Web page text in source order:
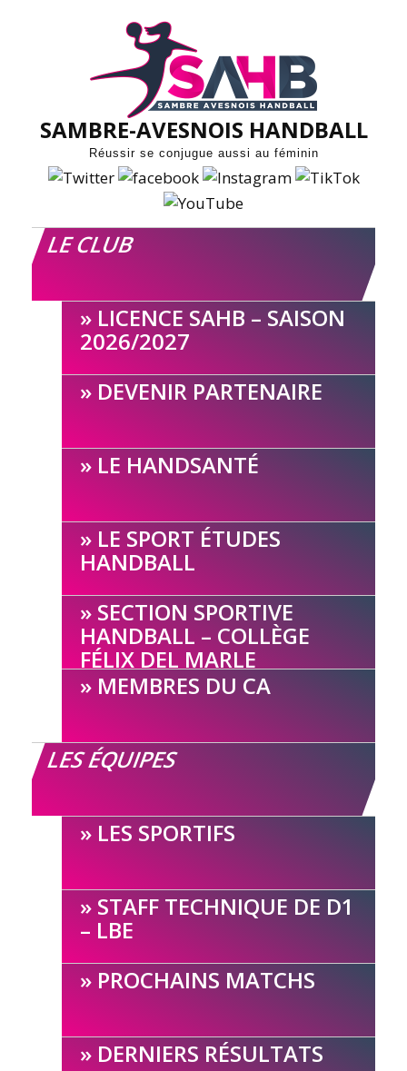
SAMBRE-AVESNOIS HANDBALL
Réussir se conjugue aussi au féminin
LE CLUB
LICENCE SAHB – SAISON
2026/2027
DEVENIR PARTENAIRE
LE HANDSANTÉ
LE SPORT ÉTUDES
HANDBALL
SECTION SPORTIVE
HANDBALL – COLLÈGE
FÉLIX DEL MARLE
MEMBRES DU CA
LES ÉQUIPES
LES SPORTIFS
STAFF TECHNIQUE DE D1
– LBE
PROCHAINS MATCHS
DERNIERS RÉSULTATS